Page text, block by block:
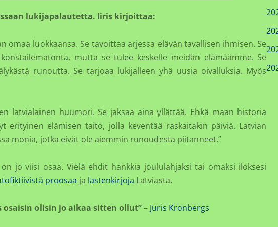
lukijapalautetta. Iiris kirjoittaa:
omaa luokkaansa. Se tavoittaa arjessa elävän tavallisen ihmisen. Se
mutta se tulee keskelle meidän elämäämme. Se
runoutta. Se tarjoaa lukijalleen yhä uusia oivalluksia. Myös
latvialainen huumori. Se jaksaa aina yllättää. Ehkä maan historia
erityinen elämisen taito, jolla keventää raskaitakin päiviä. Latvian
monia, jotka eivät ole aiemmin runoudesta piitanneet.”
on jo viisi osaa. Vielä ehdit hankkia joululahjaksi tai omaksi iloksesi
proosaa ja lastenkirjoja Latviasta.
osaisin olisin jo aikaa sitten ollut”– Juris Kronbergs